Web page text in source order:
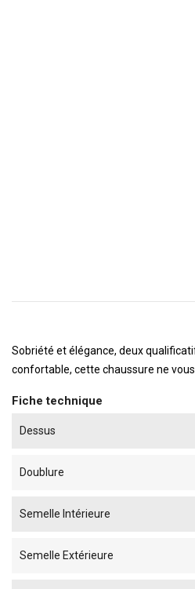
Sobriété et élégance, deux
confortable, cette chaussure ne
Fiche technique
Dessus
Doublure
Semelle Intérieure
Semelle Extérieure